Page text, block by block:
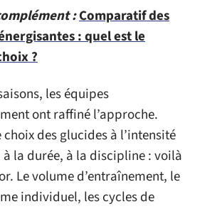
:Comparatif des
: quel est le
?
les équipes
ont raffiné l’approche.
des glucides à l’intensité
à la durée, à la discipline : voilà
Le volume d’entraînement, le
individuel, les cycles de